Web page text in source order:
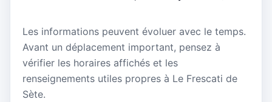
Les informations peuvent évoluer avec le temps.
Avant un déplacement important, pensez à
vérifier les horaires affichés et les
renseignements utiles propres à Le Frescati de
Sète.